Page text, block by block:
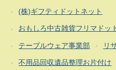
(株)ギフティドットネット
おもしろ中古雑貨フリマドッ
テーブルウェア事業部 リ
不用品回収遺品整理お片付け